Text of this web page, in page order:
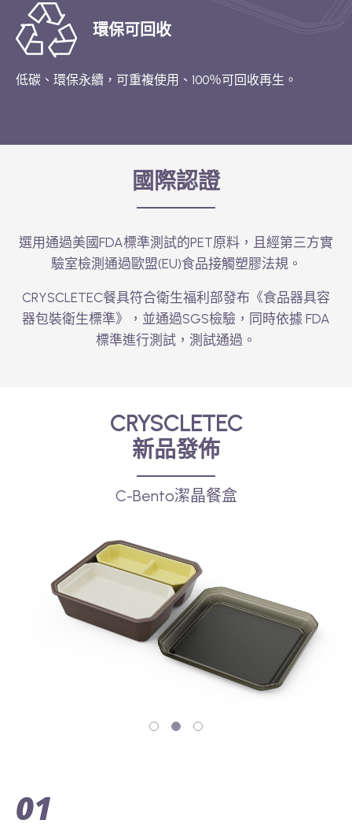
環保可回收
低碳、環保永續，可重複使用、100％可回收再生。
國際認證
選用通過美國FDA標準測試的PET原料，且經第三方實
驗室檢測通過歐盟(EU)食品接觸塑膠法規。
CRYSCLETEC餐具符合衛生福利部發布《食品器具容
器包裝衛生標準》，並通過SGS檢驗，同時依據 FDA
標準進行測試，測試通過。
CRYSCLETEC
新品發佈
C-Bento潔晶餐盒
01